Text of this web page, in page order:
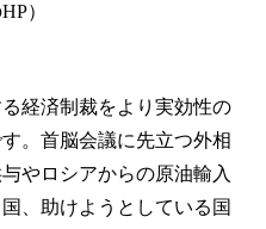
）
経済制裁をより実効性の
。首脳会議に先立つ外相
やロシアからの原油輸入
、助けようとしている国